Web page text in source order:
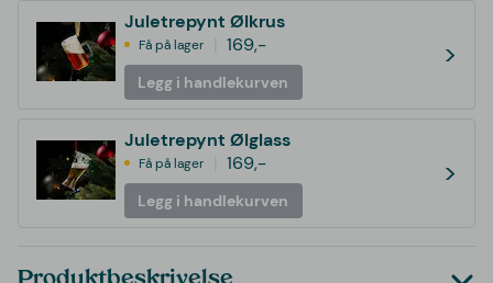
Juletrepynt Ølkrus
Få på lager 169,-
Legg i handlekurven
>
Juletrepynt Ølglass
Få på lager 169,-
Legg i handlekurven
>